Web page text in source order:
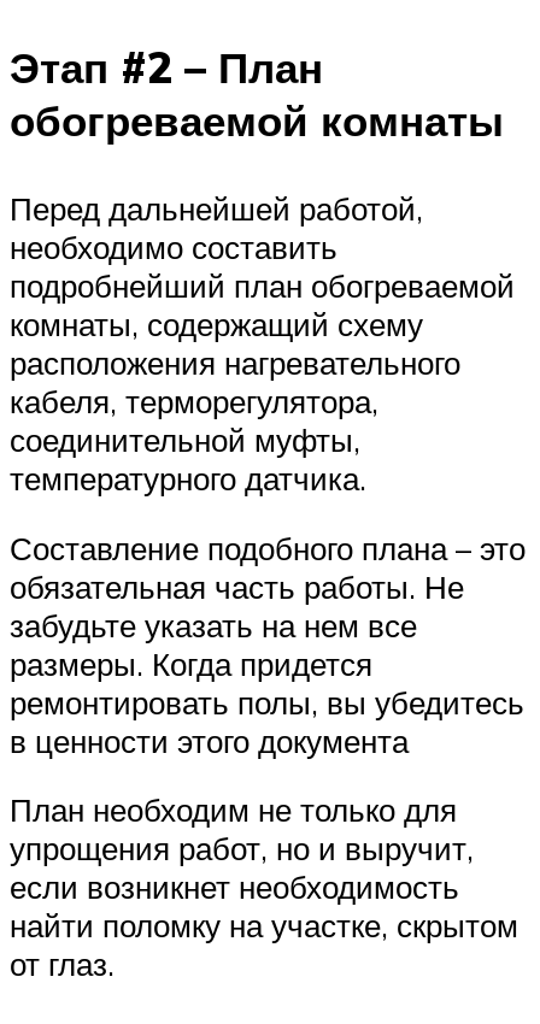
Этап #2 – План
обогреваемой комнаты
Перед дальнейшей работой,
необходимо составить
подробнейший план обогреваемой
комнаты, содержащий схему
расположения нагревательного
кабеля, терморегулятора,
соединительной муфты,
температурного датчика.
Составление подобного плана – это
обязательная часть работы. Не
забудьте указать на нем все
размеры. Когда придется
ремонтировать полы, вы убедитесь
в ценности этого документа
План необходим не только для
упрощения работ, но и выручит,
если возникнет необходимость
найти поломку на участке, скрытом
от глаз.